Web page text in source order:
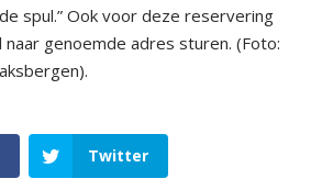
spul.” Ook voor deze reservering
naar genoemde adres sturen. (Foto:
Twitter